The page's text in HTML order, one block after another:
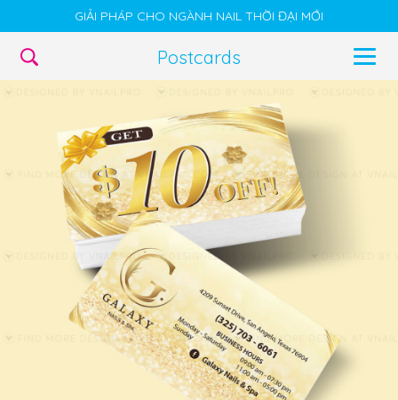
GIẢI PHÁP CHO NGÀNH NAIL THỜI ĐẠI MỚI
Postcards